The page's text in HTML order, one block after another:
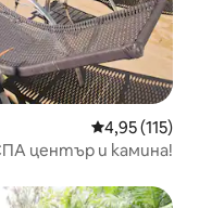
Средна
4,95 (115)
център и камина!